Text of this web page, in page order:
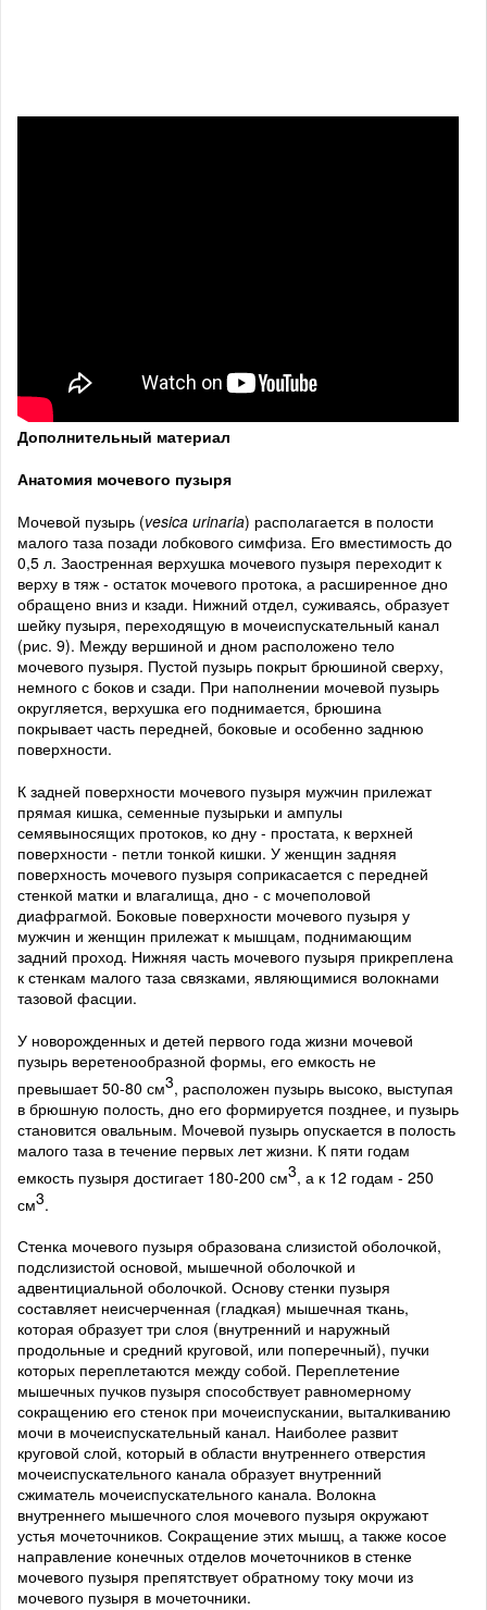
Дополнительный материал
Анатомия мочевого пузыря
Мочевой пузырь (vesica urinaria) располагается в полости
малого таза позади лобкового симфиза. Его вместимость до
0,5 л. Заостренная верхушка мочевого пузыря переходит к
верху в тяж - остаток мочевого протока, а расширенное дно
обращено вниз и кзади. Нижний отдел, суживаясь, образует
шейку пузыря, переходящую в мочеиспускательный канал
(рис. 9). Между вершиной и дном расположено тело
мочевого пузыря. Пустой пузырь покрыт брюшиной сверху,
немного с боков и сзади. При наполнении мочевой пузырь
округляется, верхушка его поднимается, брюшина
покрывает часть передней, боковые и особенно заднюю
поверхности.
К задней поверхности мочевого пузыря мужчин прилежат
прямая кишка, семенные пузырьки и ампулы
семявыносящих протоков, ко дну - простата, к верхней
поверхности - петли тонкой кишки. У женщин задняя
поверхность мочевого пузыря соприкасается с передней
стенкой матки и влагалища, дно - с мочеполовой
диафрагмой. Боковые поверхности мочевого пузыря у
мужчин и женщин прилежат к мышцам, поднимающим
задний проход. Нижняя часть мочевого пузыря прикреплена
к стенкам малого таза связками, являющимися волокнами
тазовой фасции.
У новорожденных и детей первого года жизни мочевой
пузырь веретенообразной формы, его емкость не
превышает 50-80 см3, расположен пузырь высоко, выступая
в брюшную полость, дно его формируется позднее, и пузырь
становится овальным. Мочевой пузырь опускается в полость
малого таза в течение первых лет жизни. К пяти годам
емкость пузыря достигает 180-200 см3, а к 12 годам - 250
см3.
Стенка мочевого пузыря образована слизистой оболочкой,
подслизистой основой, мышечной оболочкой и
адвентициальной оболочкой. Основу стенки пузыря
составляет неисчерченная (гладкая) мышечная ткань,
которая образует три слоя (внутренний и наружный
продольные и средний круговой, или поперечный), пучки
которых переплетаются между собой. Переплетение
мышечных пучков пузыря способствует равномерному
сокращению его стенок при мочеиспускании, выталкиванию
мочи в мочеиспускательный канал. Наиболее развит
круговой слой, который в области внутреннего отверстия
мочеиспускательного канала образует внутренний
сжиматель мочеиспускательного канала. Волокна
внутреннего мышечного слоя мочевого пузыря окружают
устья мочеточников. Сокращение этих мышц, а также косое
направление конечных отделов мочеточников в стенке
мочевого пузыря препятствует обратному току мочи из
мочевого пузыря в мочеточники.